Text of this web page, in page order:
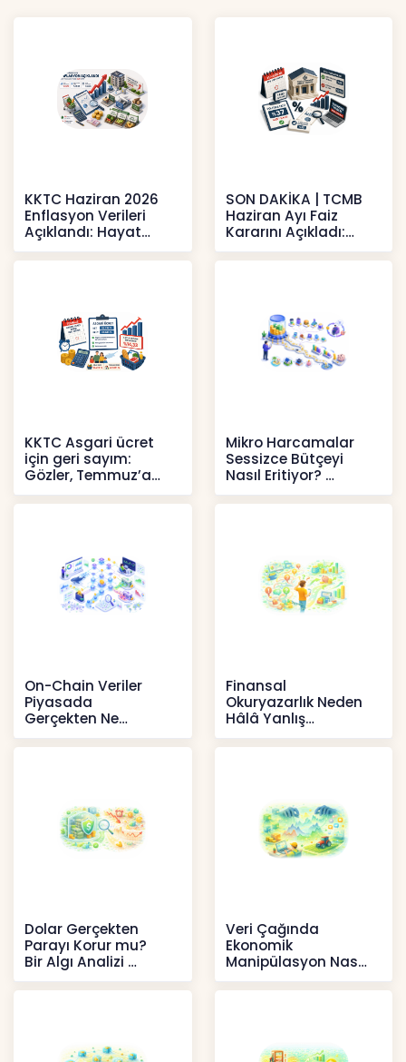
KKTC Haziran 2026
Enflasyon Verileri
Açıklandı: Hayat
Pahalılığı Yükselişini
Sür
SON DAKİKA | TCMB
Haziran Ayı Faiz
Kararını Açıkladı:
Politika Faizi Yüzde
37’de
KKTC Asgari ücret
için geri sayım:
Gözler, Temmuz’a
yansıması beklenen
artışta
Mikro Harcamalar
Sessizce Bütçeyi
Nasıl Eritiyor?
İçerikler
On-Chain Veriler
Piyasada
Gerçekten Ne
Anlatır?
Kripto
Finansal
Okuryazarlık Neden
Hâlâ Yanlış
Anlaşılıyor?
İçerikler
Dolar Gerçekten
Parayı Korur mu?
Bir Algı Analizi
İçerikler
Veri Çağında
Ekonomik
Manipülasyon Nasıl
Şekil Değiştirdi?
İçerikler